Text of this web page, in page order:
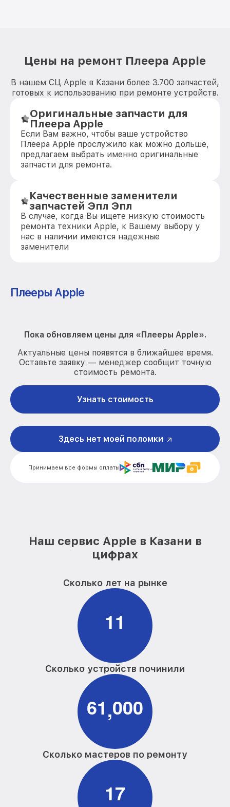
Цены на ремонт Плеера Apple
В нашем СЦ Apple в Казани более 3.700 запчастей,
готовых к использованию при ремонте устройств.
Оригинальные запчасти для
Плеера Apple
Если Вам важно, чтобы ваше устройство
Плеера Apple прослужило как можно дольше,
предлагаем выбрать именно оригинальные
запчасти для ремонта.
Качественные заменители
запчастей Эпл Эпл
В случае, когда Вы ищете низкую стоимость
ремонта техники Apple, к Вашему выбору у
нас в наличии имеются надежные
заменители
Плееры Apple
Пока обновляем цены для «Плееры Apple».
Актуальные цены появятся в ближайшее время.
Оставьте заявку — менеджер сообщит точную
стоимость ремонта.
Узнать стоимость
Принимаем все формы оплаты
Здесь нет моей поломки
Наш сервис Apple в Казани в
цифрах
Сколько лет на рынке
11
Сколько устройств починили
61,000
Сколько мастеров по ремонту
17